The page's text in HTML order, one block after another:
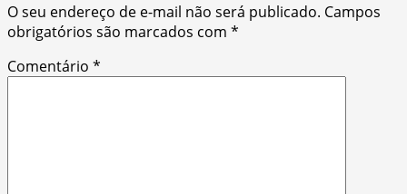
O seu endereço de e-mail não será publicado. Campos
obrigatórios são marcados com *
Comentário *